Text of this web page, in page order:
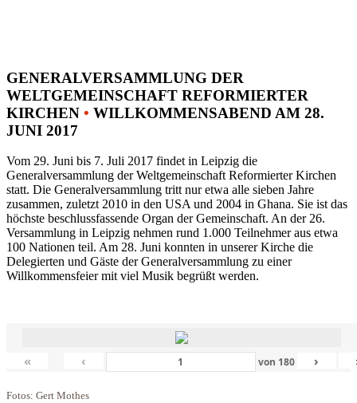
GENERALVERSAMMLUNG DER
WELTGEMEINSCHAFT REFORMIERTER
KIRCHEN • WILLKOMMENSABEND AM 28.
JUNI 2017
Vom 29. Juni bis 7. Juli 2017 findet in Leipzig die
Generalversammlung der Weltgemeinschaft Reformierter Kirchen
statt. Die Generalversammlung tritt nur etwa alle sieben Jahre
zusammen, zuletzt 2010 in den USA und 2004 in Ghana. Sie ist das
höchste beschlussfassende Organ der Gemeinschaft. An der 26.
Versammlung in Leipzig nehmen rund 1.000 Teilnehmer aus etwa
100 Nationen teil. Am 28. Juni konnten in unserer Kirche die
Delegierten und Gäste der Generalversammlung zu einer
Willkommensfeier mit viel Musik begrüßt werden.
« ‹ von 180 ›
Fotos: Gert Mothes